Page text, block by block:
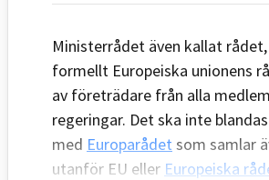
Ministerrådet även kallat
formellt Europeiska unionens
av företrädare från alla
regeringar. Det ska inte
med Europarådet som samlar
utanför EU eller Europeiska